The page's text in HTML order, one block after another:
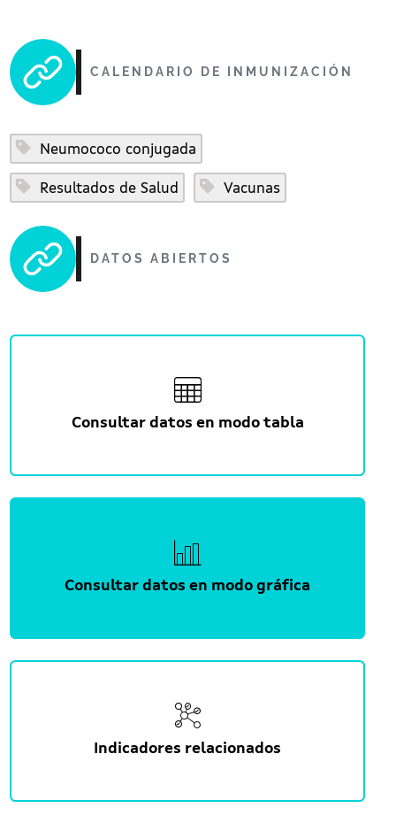
CALENDARIO DE INMUNIZACIÓN
Neumococo conjugada
Resultados de Salud Vacunas
DATOS ABIERTOS
Consultar datos en modo tabla
Consultar datos en modo gráfica
Indicadores relacionados